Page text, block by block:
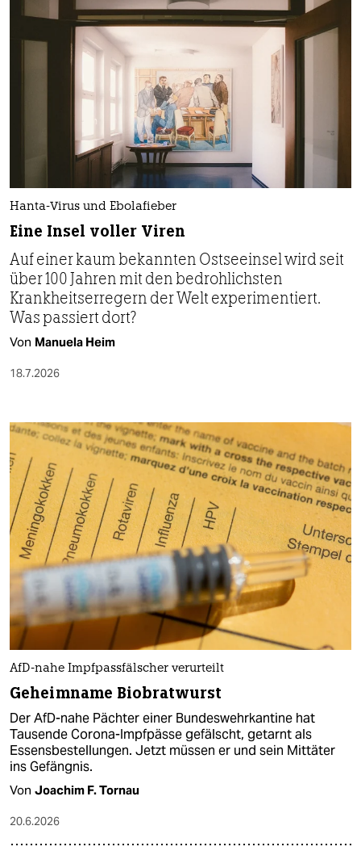
Hanta-Virus und Ebolafieber
Eine Insel voller Viren
Auf einer kaum bekannten Ostseeinsel wird seit
über 100 Jahren mit den bedrohlichsten
Krankheitserregern der Welt experimentiert.
Was passiert dort?
Von Manuela Heim
18.7.2026
AfD-nahe Impfpassfälscher verurteilt
Geheimname Biobratwurst
Der AfD-nahe Pächter einer Bundeswehrkantine hat
Tausende Corona-Impfpässe gefälscht, getarnt als
Essensbestellungen. Jetzt müssen er und sein Mittäter
ins Gefängnis.
Von Joachim F. Tornau
20.6.2026